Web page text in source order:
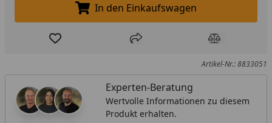
In den Einkaufswagen legen
In den Einkaufswagen
Produkt zur Wunschliste hinzufügen
Teilen Produkt
Artikel-Nr.: 8833051
Experten-Beratung
Wertvolle Informationen zu diesem
Produkt erhalten.